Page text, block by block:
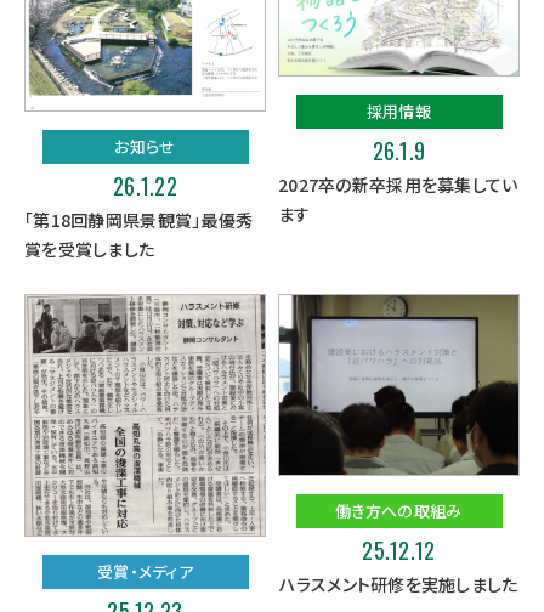
お知らせ
26.1.22
「第18回静岡県景観賞」最優秀
賞を受賞しました
採用情報
26.1.9
2027卒の新卒採用を募集してい
ます
受賞・メディア
働き方への取組み
25.12.12
ハラスメント研修を実施しました